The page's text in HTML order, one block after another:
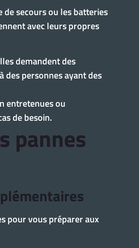
secours ou les batteries
avec leurs propres
demandent des
des personnes ayant des
entretenues ou
de besoin.
pannes
pour vous préparer aux